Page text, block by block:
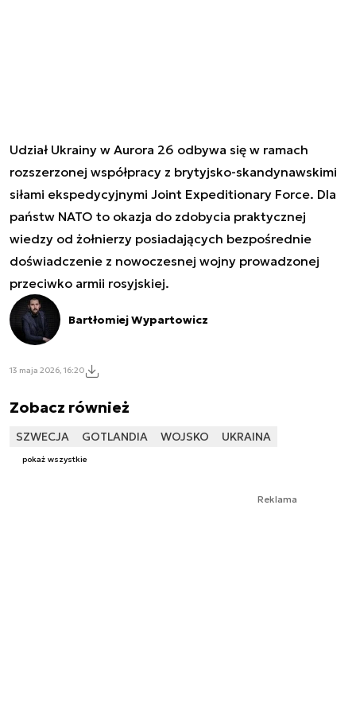
Udział Ukrainy w Aurora 26 odbywa się w ramach
rozszerzonej współpracy z brytyjsko-skandynawskimi
siłami ekspedycyjnymi Joint Expeditionary Force. Dla
państw NATO to okazja do zdobycia praktycznej
wiedzy od żołnierzy posiadających bezpośrednie
doświadczenie z nowoczesnej wojny prowadzonej
przeciwko armii rosyjskiej.
Bartłomiej Wypartowicz
13 maja 2026, 16:20
Zobacz również
SZWECJA GOTLANDIA WOJSKO UKRAINA
pokaż wszystkie
Reklama